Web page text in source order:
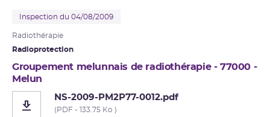
Inspection du 04/08/2009
Radiothérapie
Radioprotection
Groupement melunnais de radiothérapie - 77000 -
Melun
NS-2009-PM2P77-0012.pdf
(PDF - 133.75 Ko )